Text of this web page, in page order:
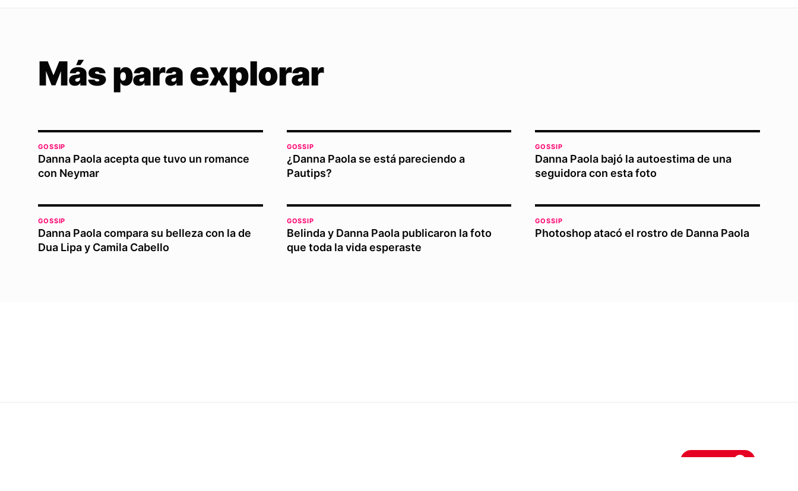
Más para explorar
GOSSIP
Danna Paola acepta que tuvo un romance
con Neymar
GOSSIP
¿Danna Paola se está pareciendo a
Pautips?
GOSSIP
Danna Paola bajó la autoestima de una
seguidora con esta foto
GOSSIP
Danna Paola compara su belleza con la de
Dua Lipa y Camila Cabello
GOSSIP
Belinda y Danna Paola publicaron la foto
que toda la vida esperaste
GOSSIP
Photoshop atacó el rostro de Danna Paola
eslamoda